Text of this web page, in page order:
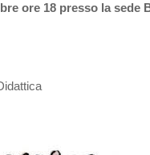
ore 18 presso la sede